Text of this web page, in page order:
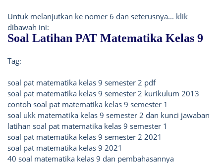
Untuk melanjutkan ke nomer 6 dan seterusnya... klik
dibawah ini:
Soal Latihan PAT Matematika Kelas 9
Tag:
soal pat matematika kelas 9 semester 2 pdf
soal pat matematika kelas 9 semester 2 kurikulum 2013
contoh soal pat matematika kelas 9 semester 1
soal ukk matematika kelas 9 semester 2 dan kunci jawaban
latihan soal pat matematika kelas 9 semester 1
soal pat matematika kelas 9 semester 2 2021
soal pat matematika kelas 9 2021
40 soal matematika kelas 9 dan pembahasannya